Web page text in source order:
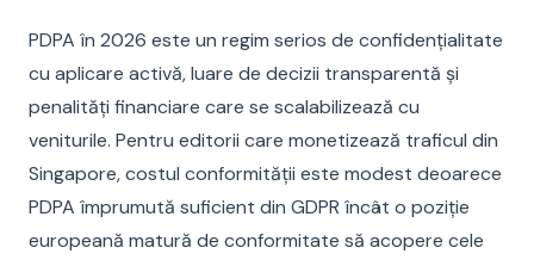
PDPA în 2026 este un regim serios de confidențialitate
cu aplicare activă, luare de decizii transparentă și
penalități financiare care se scalabilizează cu
veniturile. Pentru editorii care monetizează traficul din
Singapore, costul conformității este modest deoarece
PDPA împrumută suficient din GDPR încât o poziție
europeană matură de conformitate să acopere cele